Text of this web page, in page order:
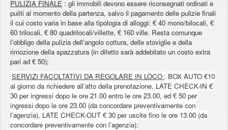
PULIZIA FINALE : gli immobili devono essere riconsegnati ordinati e
puliti al momento della partenza, salvo il pagamento delle pulizie finali
il cui costo varia in base alla tipologia di alloggi: € 40 mono/bilocali, €
60 trilocali, € 80 quadrilocali/villette, € 160 ville. Resta comunque
l’obbligo della pulizia dell’angolo cottura, delle stoviglie e della
rimozione della spazzatura (in difetto sarà addebitato un costo extra
pari ad € 50);
SERVIZI FACOLTATIVI DA REGOLARE IN LOCO : BOX AUTO €10
al giorno da richiedere all’atto della prenotazione, LATE CHECK-IN €
30 per ingressi dopo le ore 21.00 entro le ore 23.00, ed € 50 per
ingressi dopo le ore 23.00 (da concordare preventivamente con
l’agenzia), LATE CHECK-OUT € 30 per uscite fino le ore 13.00 (da
concordare preventivamente con l’agenzia);